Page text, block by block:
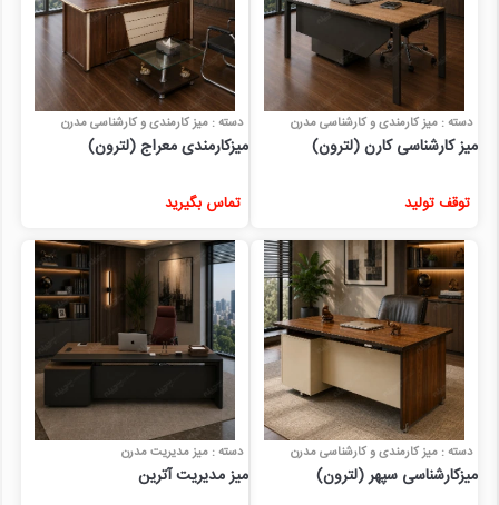
دسته : میز کارمندی و کارشناسی مدرن
میز کارشناسی کارن (لترون)
توقف تولید
دسته : میز کارمندی و کارشناسی مدرن
میزکارمندی معراج (لترون)
تماس بگیرید
دسته : میز کارمندی و کارشناسی مدرن
میزکارشناسی سپهر (لترون)
دسته : میز مدیریت مدرن
میز مدیریت آترین